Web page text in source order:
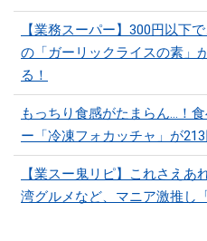
【業務スーパー】300円以下
の「ガーリックライスの素」
る！
もっちり食感がたまらん…！
ー「冷凍フォカッチャ」が213
【業スー鬼リピ】これさえ
湾グルメなど、マニア激推し